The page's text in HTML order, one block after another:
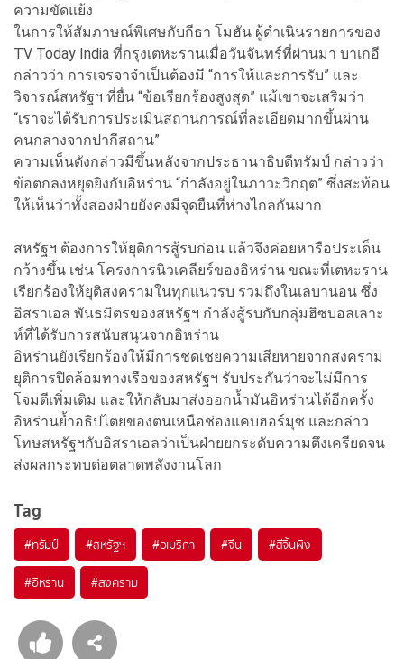
ความขัดแย้ง
ในการให้สัมภาษณ์พิเศษกับกีธา โมฮัน ผู้ดำเนินรายการของ
TV Today India ที่กรุงเตหะรานเมื่อวันจันทร์ที่ผ่านมา บาเกอี
กล่าวว่า การเจรจาจำเป็นต้องมี “การให้และการรับ” และ
วิจารณ์สหรัฐฯ ที่ยื่น “ข้อเรียกร้องสูงสุด” แม้เขาจะเสริมว่า
“เราจะได้รับการประเมินสถานการณ์ที่ละเอียดมากขึ้นผ่าน
คนกลางจากปากีสถาน”
ความเห็นดังกล่าวมีขึ้นหลังจากประธานาธิบดีทรัมป์ กล่าวว่า
ข้อตกลงหยุดยิงกับอิหร่าน “กำลังอยู่ในภาวะวิกฤต” ซึ่งสะท้อน
ให้เห็นว่าทั้งสองฝ่ายยังคงมีจุดยืนที่ห่างไกลกันมาก
สหรัฐฯ ต้องการให้ยุติการสู้รบก่อน แล้วจึงค่อยหารือประเด็น
กว้างขึ้น เช่น โครงการนิวเคลียร์ของอิหร่าน ขณะที่เตหะราน
เรียกร้องให้ยุติสงครามในทุกแนวรบ รวมถึงในเลบานอน ซึ่ง
อิสราเอล พันธมิตรของสหรัฐฯ กำลังสู้รบกับกลุ่มฮิซบอลเลาะ
ห์ที่ได้รับการสนับสนุนจากอิหร่าน
อิหร่านยังเรียกร้องให้มีการชดเชยความเสียหายจากสงคราม
ยุติการปิดล้อมทางเรือของสหรัฐฯ รับประกันว่าจะไม่มีการ
โจมตีเพิ่มเติม และให้กลับมาส่งออกน้ำมันอิหร่านได้อีกครั้ง
อิหร่านย้ำอธิปไตยของตนเหนือช่องแคบฮอร์มุซ และกล่าว
โทษสหรัฐฯกับอิสราเอลว่าเป็นฝ่ายยกระดับความตึงเครียดจน
ส่งผลกระทบต่อตลาดพลังงานโลก
Tag
#ทรัมป์ #สหรัฐฯ #อเมริกา #จีน #สีจิ้นผิง
#อิหร่าน #สงคราม